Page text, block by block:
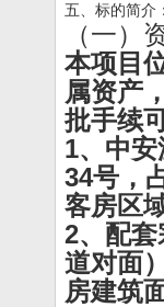
五、标的简介
（一）
本项目
属资产
批手续
1、中
34号，
客房区
2、配
道对面
房建筑